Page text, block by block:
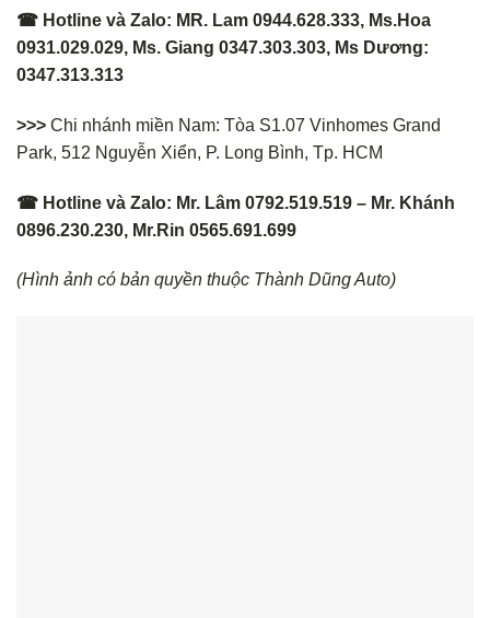
☎ Hotline và Zalo: MR. Lam 0944.628.333, Ms.Hoa
0931.029.029, Ms. Giang 0347.303.303, Ms Dương:
0347.313.313
>>> Chi nhánh miền Nam: Tòa S1.07 Vinhomes Grand
Park, 512 Nguyễn Xiển, P. Long Bình, Tp. HCM
☎ Hotline và Zalo: Mr. Lâm 0792.519.519 – Mr. Khánh
0896.230.230, Mr.Rin 0565.691.699
(Hình ảnh có bản quyền thuộc Thành Dũng Auto)